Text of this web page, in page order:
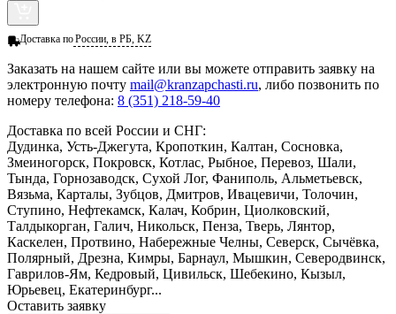
Доставка поРоссии, в РБ, KZ
Заказать на нашем сайте или вы можете отправить заявку на
электронную почту mail@kranzapchasti.ru, либо позвонить по
номеру телефона: 8 (351) 218-59-40
Доставка по всей России и СНГ:
Дудинка, Усть-Джегута, Кропоткин, Калтан, Сосновка,
Змеиногорск, Покровск, Котлас, Рыбное, Перевоз, Шали,
Тында, Горнозаводск, Сухой Лог, Фаниполь, Альметьевск,
Вязьма, Карталы, Зубцов, Дмитров, Ивацевичи, Толочин,
Ступино, Нефтекамск, Калач, Кобрин, Циолковский,
Талдыкорган, Галич, Никольск, Пенза, Тверь, Лянтор,
Каскелен, Протвино, Набережные Челны, Северск, Сычёвка,
Полярный, Дрезна, Кимры, Барнаул, Мышкин, Северодвинск,
Гаврилов-Ям, Кедровый, Цивильск, Шебекино, Кызыл,
Юрьевец, Екатеринбург...
Оставить заявку